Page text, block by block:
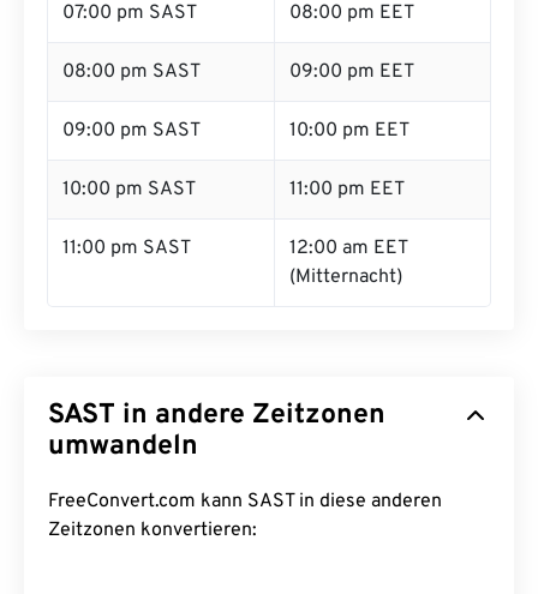
07:00 pm SAST 08:00 pm EET
08:00 pm SAST 09:00 pm EET
09:00 pm SAST 10:00 pm EET
10:00 pm SAST 11:00 pm EET
11:00 pm SAST
12:00 am EET
(Mitternacht)
SAST in andere Zeitzonen
umwandeln
FreeConvert.com kann SAST in diese anderen
Zeitzonen konvertieren: